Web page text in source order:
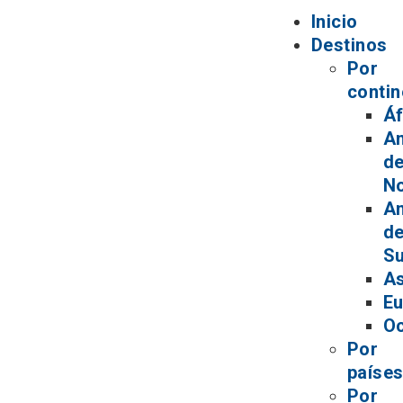
Inicio
Destinos
Por
Por
países
Por